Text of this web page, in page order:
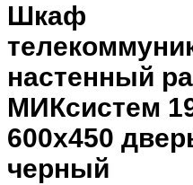
Шкаф
настенный
МИКсистем
600x450
черный